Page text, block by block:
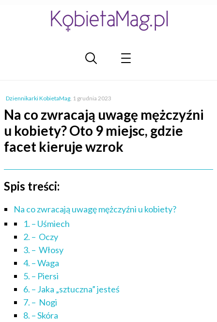
Dziennikarki KobietaMag, 1 grudnia 2023
Na co zwracają uwagę mężczyźni
u kobiety? Oto 9 miejsc, gdzie
facet kieruje wzrok
Spis treści:
Na co zwracają uwagę mężczyźni u kobiety?
1. – Uśmiech
2. – Oczy
3. – Włosy
4. – Waga
5. – Piersi
6. – Jaka „sztuczna” jesteś
7. – Nogi
8. – Skóra